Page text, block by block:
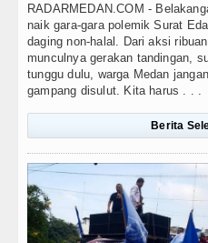
RADARMEDAN.COM -
naik gara-gara polemik Surat
daging non-halal. Dari aksi
munculnya gerakan tandingan,
tunggu dulu, warga Medan
gampang disulut. Kita harus . . .
Berita